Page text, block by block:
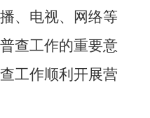
、电视、网络等
查工作的重要意
工作顺利开展营